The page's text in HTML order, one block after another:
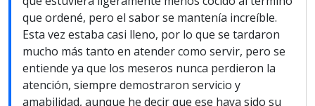
que ordené, pero el sabor se mantenía increíble.
Esta vez estaba casi lleno, por lo que se tardaron
mucho más tanto en atender como servir, pero se
entiende ya que los meseros nunca perdieron la
atención, siempre demostraron servicio y
amabilidad, aunque he decir que ese haya sido su